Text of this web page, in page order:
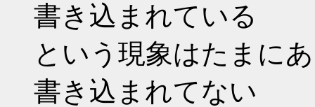
書き込まれている
という現象はたまに
書き込まれてない